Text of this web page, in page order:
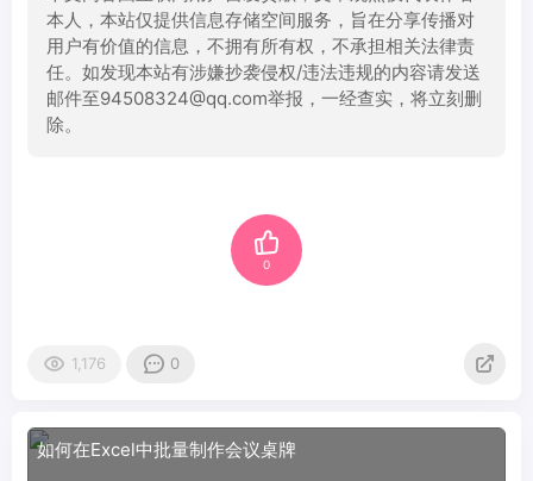
本人，本站仅提供信息存储空间服务，旨在分享传播对
用户有价值的信息，不拥有所有权，不承担相关法律责
任。如发现本站有涉嫌抄袭侵权/违法违规的内容请发送
邮件至94508324@qq.com举报，一经查实，将立刻删
除。
0
1,176 0
如何在Excel中批量制作会议桌牌